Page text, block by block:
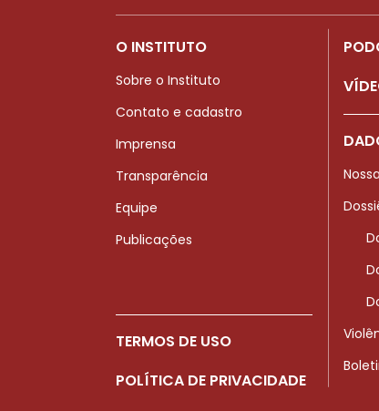
O INSTITUTO
Sobre o Instituto
Contato e cadastro
Imprensa
Transparência
Equipe
Publicações
TERMOS DE USO
POLÍTICA DE PRIVACIDADE